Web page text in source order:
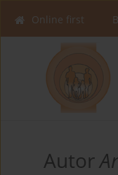
Online first
Autor